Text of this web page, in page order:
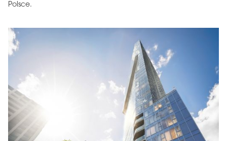
Polsce.